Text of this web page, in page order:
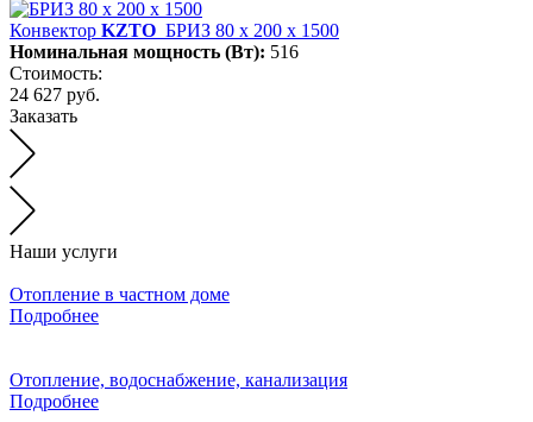
Конвектор KZTO БРИЗ 80 х 200 х 1500
Номинальная мощность (Вт): 516
Стоимость:
24 627 руб.
Заказать
Наши услуги
Отопление в частном доме
Подробнее
Отопление, водоснабжение, канализация
Подробнее